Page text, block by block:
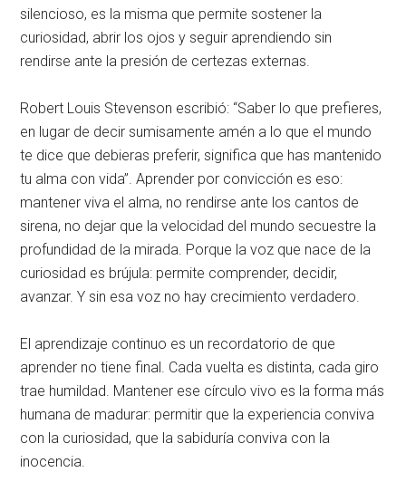
silencioso, es la misma que permite sostener la
curiosidad, abrir los ojos y seguir aprendiendo sin
rendirse ante la presión de certezas externas.
Robert Louis Stevenson escribió: “Saber lo que prefieres,
en lugar de decir sumisamente amén a lo que el mundo
te dice que debieras preferir, significa que has mantenido
tu alma con vida”. Aprender por convicción es eso:
mantener viva el alma, no rendirse ante los cantos de
sirena, no dejar que la velocidad del mundo secuestre la
profundidad de la mirada. Porque la voz que nace de la
curiosidad es brújula: permite comprender, decidir,
avanzar. Y sin esa voz no hay crecimiento verdadero.
El aprendizaje continuo es un recordatorio de que
aprender no tiene final. Cada vuelta es distinta, cada giro
trae humildad. Mantener ese círculo vivo es la forma más
humana de madurar: permitir que la experiencia conviva
con la curiosidad, que la sabiduría conviva con la
inocencia.